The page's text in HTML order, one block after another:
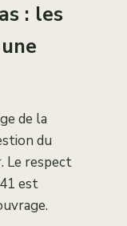
: les
de la
du
Le respect
est